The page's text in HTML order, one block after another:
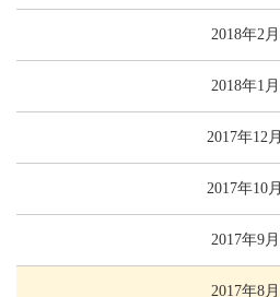
2018年2月
2018年1月
2017年12月
2017年10月
2017年9月
2017年8月